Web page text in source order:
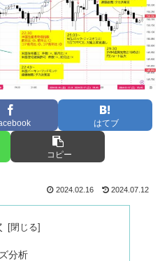
はてブ
コピー
2024.02.16 2024.07.12
分析